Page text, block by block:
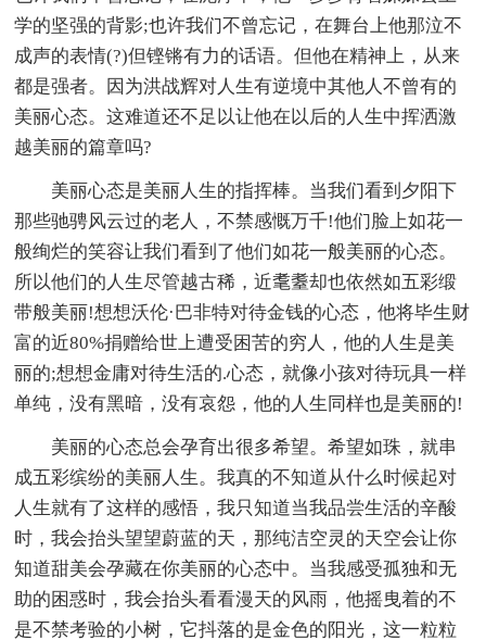
学的坚强的背影;也许我们不曾忘记，在舞台上他那泣不
成声的表情(?)但铿锵有力的话语。但他在精神上，从来
都是强者。因为洪战辉对人生有逆境中其他人不曾有的
美丽心态。这难道还不足以让他在以后的人生中挥洒激
越美丽的篇章吗?
美丽心态是美丽人生的指挥棒。当我们看到夕阳下
那些驰骋风云过的老人，不禁感慨万千!他们脸上如花一
般绚烂的笑容让我们看到了他们如花一般美丽的心态。
所以他们的人生尽管越古稀，近耄耋却也依然如五彩缎
带般美丽!想想沃伦·巴非特对待金钱的心态，他将毕生财
富的近80%捐赠给世上遭受困苦的穷人，他的人生是美
丽的;想想金庸对待生活的.心态，就像小孩对待玩具一样
单纯，没有黑暗，没有哀怨，他的人生同样也是美丽的!
美丽的心态总会孕育出很多希望。希望如珠，就串
成五彩缤纷的美丽人生。我真的不知道从什么时候起对
人生就有了这样的感悟，我只知道当我品尝生活的辛酸
时，我会抬头望望蔚蓝的天，那纯洁空灵的天空会让你
知道甜美会孕藏在你美丽的心态中。当我感受孤独和无
助的困惑时，我会抬头看看漫天的风雨，他摇曳着的不
是不禁考验的小树，它抖落的是金色的阳光，这一粒粒